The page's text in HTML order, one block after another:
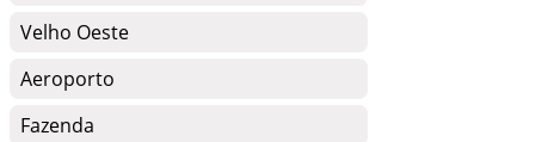
Velho Oeste
Aeroporto
Fazenda